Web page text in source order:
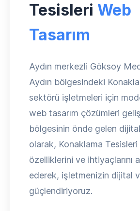
Tesisleri Web
Tasarım
Aydın merkezli Göksoy
Aydın bölgesindeki
sektörü işletmeleri için
web tasarım çözümleri
bölgesinin önde gelen dijital
olarak, Konaklama
özelliklerini ve ihtiyaçlarını
ederek, işletmenizin dijital
güçlendiriyoruz.